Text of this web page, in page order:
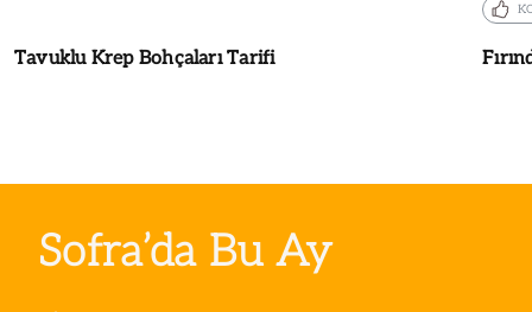
Tavuklu Krep Bohçaları Tarifi
Sofra’da Bu Ay